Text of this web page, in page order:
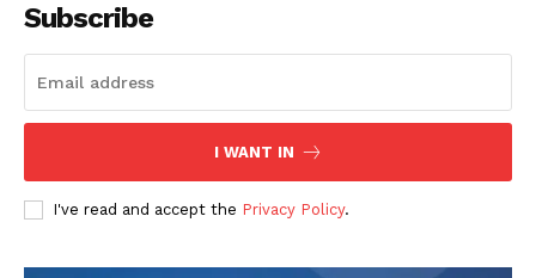
Subscribe
I WANT IN
I've read and accept the Privacy Policy.